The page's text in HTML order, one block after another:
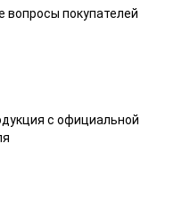
покупателей
с официальной